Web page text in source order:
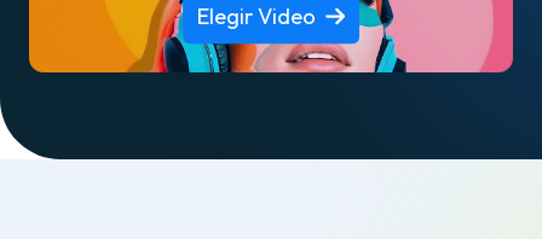
Elegir Video